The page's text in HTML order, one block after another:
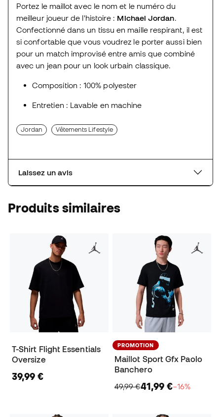
Portez le maillot avec le nom et le numéro du
meilleur joueur de l'histoire : Michael Jordan
Confectionné dans un tissu en maille respirant, il est
si confortable que vous voudrez le porter aussi bien
pour un match improvisé entre amis que combiné
avec un jean pour un look urbain classique.
Composition : 100% polyester
Entretien : Lavable en machine
Jordan Vêtements Lifestyle
Laissez un avis
Produits similaires
T-Shirt Flight Essentials
Oversize
39,99 €
PROMOTION
Maillot Sport Gfx Paolo
Banchero
49,99 €41,99 €−16%